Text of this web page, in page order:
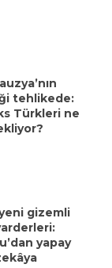
tehlikede:
Türkleri ne
gizemli
yapay